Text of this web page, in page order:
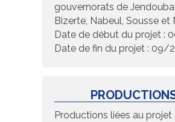
gouvernorats de Jendouba,
Bizerte, Nabeul, Sousse et
Date de début du projet :
Date de fin du projet : 09/
Productions liées au projet :